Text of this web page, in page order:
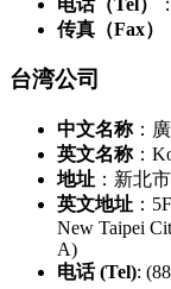
传真（Fax）
台湾公司
中文名称：
英文名称：
地址 ：新北
英文地址 ：
New Taipei
A)
电话 (Tel):